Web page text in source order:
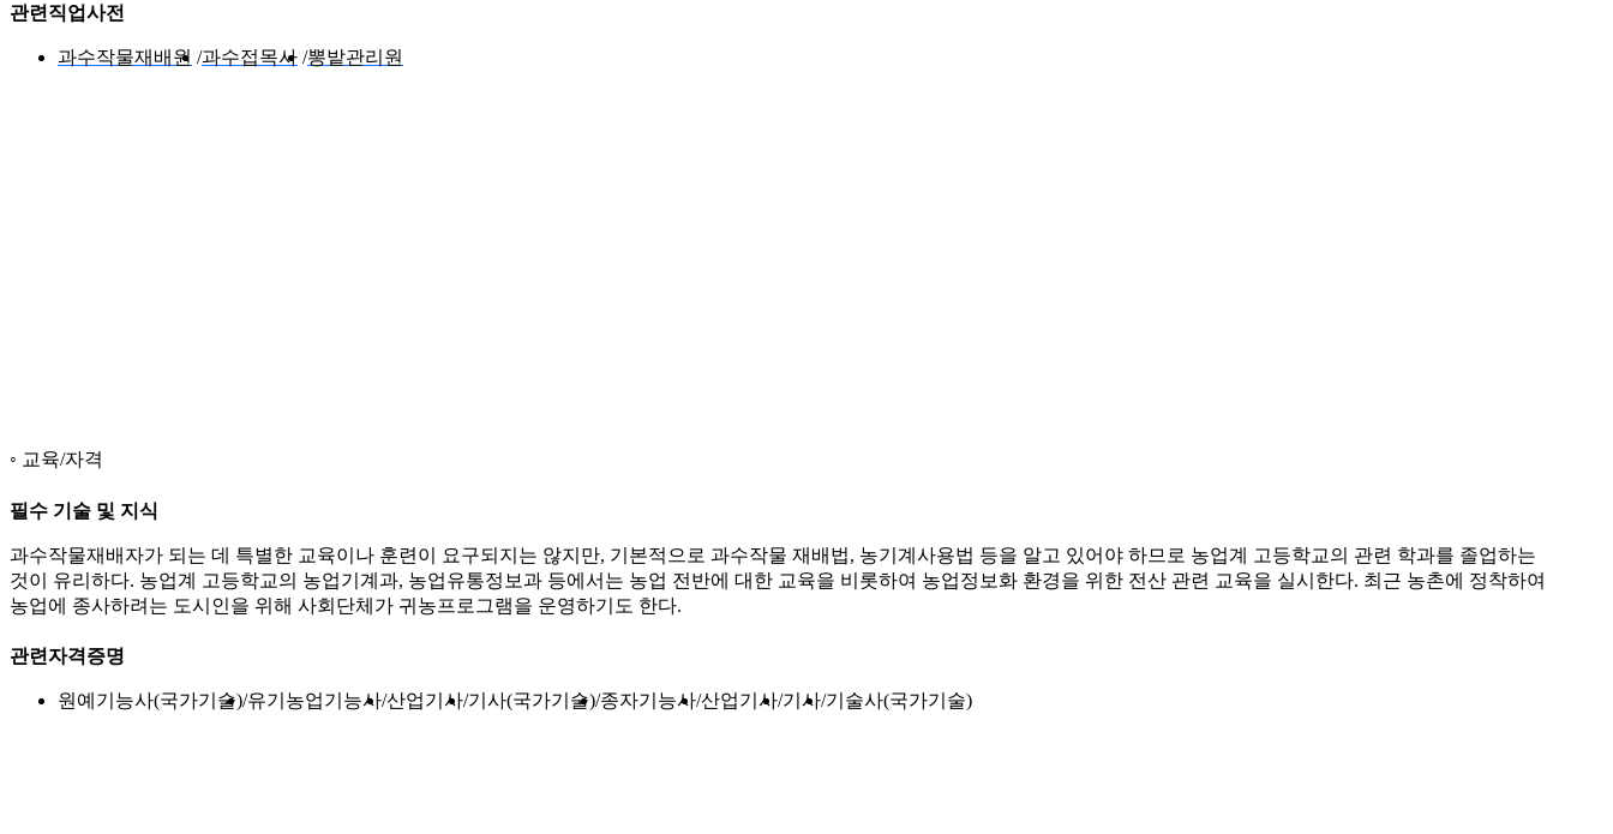
관련직업사전
과수작물재배원 과수접목사 뽕밭관리원
교육/자격
필수 기술 및 지식
과수작물재배자가 되는 데 특별한 교육이나 훈련이 요구되지는 않지만, 기본적으로 과수작물 재배법, 농기계사용법 등을 알고 있어야 하므로 농업계 고등학교의 관련 학과를 졸업하는
것이 유리하다. 농업계 고등학교의 농업기계과, 농업유통정보과 등에서는 농업 전반에 대한 교육을 비롯하여 농업정보화 환경을 위한 전산 관련 교육을 실시한다. 최근 농촌에 정착하여
농업에 종사하려는 도시인을 위해 사회단체가 귀농프로그램을 운영하기도 한다.
관련자격증명
원예기능사(국가기술) 유기농업기능사 산업기사 기사(국가기술) 종자기능사 산업기사 기사 기술사(국가기술)